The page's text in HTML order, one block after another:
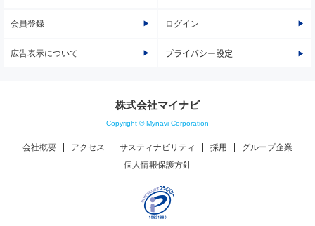
会員登録 ログイン
広告表示について プライバシー設定
株式会社マイナビ
Copyright © Mynavi Corporation
会社概要 アクセス サスティナビリティ 採用
グループ企業
個人情報保護方針